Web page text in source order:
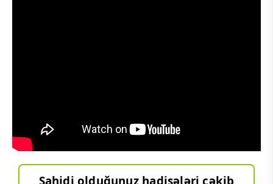
Şahidi olduğunuz hadisələri çəkib